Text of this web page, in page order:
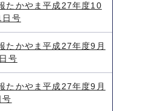
たかやま平成27年度10
日号
たかやま平成27年度9月
号
たかやま平成27年度9月
号